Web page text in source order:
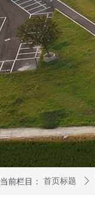
首页标题 ꄲ
当前栏目：